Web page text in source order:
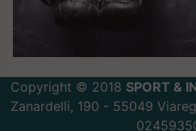
Copyright © 2018 SPORT &
Zanardelli, 190 - 55049